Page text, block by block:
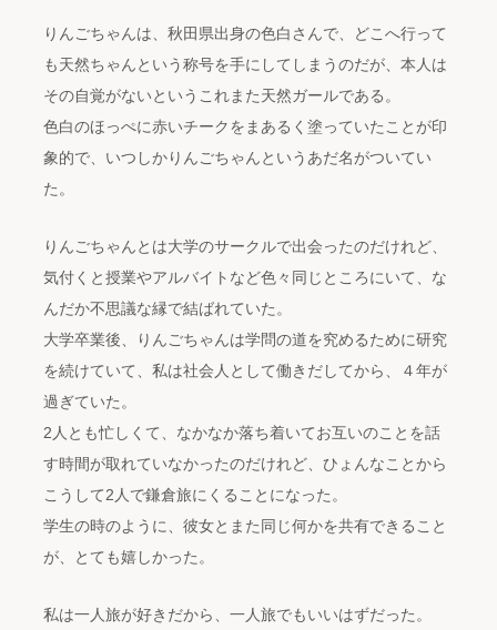
りんごちゃんは、秋田県出身の色白さんで、どこへ行って
も天然ちゃんという称号を手にしてしまうのだが、本人は
その自覚がないというこれまた天然ガールである。
色白のほっぺに赤いチークをまあるく塗っていたことが印
象的で、いつしかりんごちゃんというあだ名がついてい
た。
りんごちゃんとは大学のサークルで出会ったのだけれど、
気付くと授業やアルバイトなど色々同じところにいて、な
んだか不思議な縁で結ばれていた。
大学卒業後、りんごちゃんは学問の道を究めるために研究
を続けていて、私は社会人として働きだしてから、４年が
過ぎていた。
2人とも忙しくて、なかなか落ち着いてお互いのことを話
す時間が取れていなかったのだけれど、ひょんなことから
こうして2人で鎌倉旅にくることになった。
学生の時のように、彼女とまた同じ何かを共有できること
が、とても嬉しかった。
私は一人旅が好きだから、一人旅でもいいはずだった。